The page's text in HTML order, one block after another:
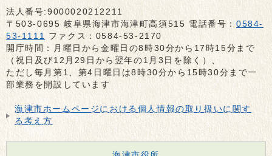
法人番号:9000020212211
〒503-0695 岐阜県海津市海津町高須515 電話番号：0584-
53-1111 ファクス：0584-53-2170
開庁時間：月曜日から金曜日の8時30分から17時15分まで
（祝日及び12月29日から翌年の1月3日を除く）、
ただし毎月第1、第4日曜日は8時30分から15時30分まで一
部業務を開設しています
海津市ホームページにおける個人情報の取り扱いに関す
る考え方